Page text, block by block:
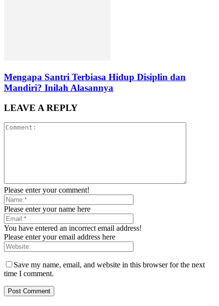
Mengapa Santri Terbiasa Hidup Disiplin dan
Mandiri? Inilah Alasannya
LEAVE A REPLY
Please enter your comment!
Please enter your name here
You have entered an incorrect email address!
Please enter your email address here
Save my name, email, and website in this browser for the next
time I comment.